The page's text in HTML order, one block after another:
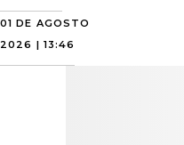
01 DE AGOSTO
2026 | 13:46